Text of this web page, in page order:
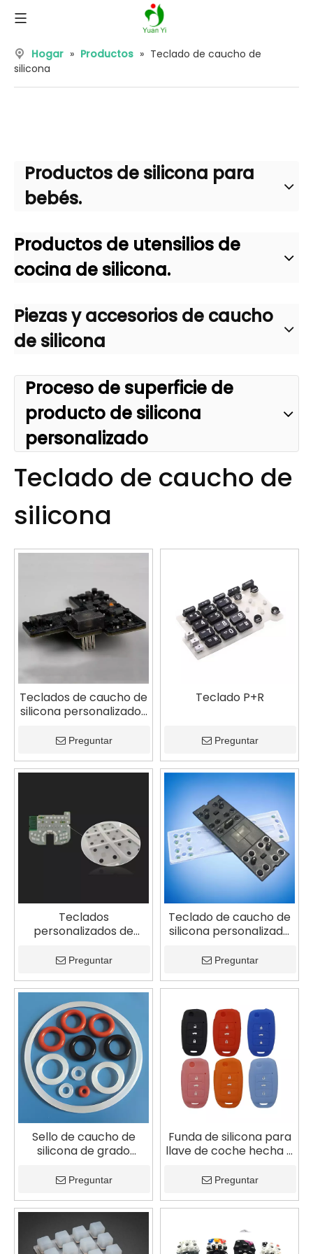
Hogar » Productos » Teclado de caucho de
silicona
Productos de silicona para
bebés.
Productos de utensilios de
cocina de silicona.
Piezas y accesorios de caucho
de silicona
Proceso de superficie de
producto de silicona
personalizado
Teclado de caucho de
silicona
Teclados de caucho de
silicona personalizados
central de automóvil
Preguntar
Teclado P+R
Preguntar
Teclados
personalizados de
grado médico para
ultrasonido B
Preguntar
Teclado de caucho de
silicona personalizado
ventana automotriz
Preguntar
Sello de caucho de
silicona de grado
personalizado para
Preguntar
Funda de silicona para
llave de coche hecha a
Preguntar